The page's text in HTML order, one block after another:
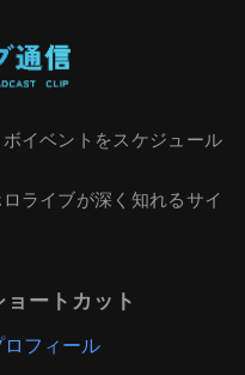
イベントをスケジュール
ライブが深く知れるサイ
ョートカット
ロフィール